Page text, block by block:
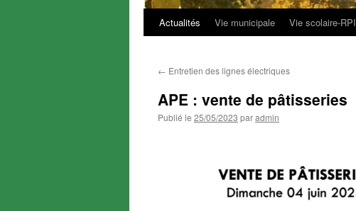
Aller
contenu
Actualités Vie municipale Vie scolaire-RPI
← Entretien des lignes électriques
APE : vente de pâtisseries
Publié le 25/05/2023 paradmin